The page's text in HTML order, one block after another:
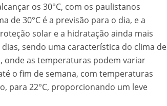
os 30°C, com os paulistanos
de 30°C é a previsão para o dia, e a
solar e a hidratação ainda mais
sendo uma característica do clima de
onde as temperaturas podem variar
o fim de semana, com temperaturas
para 22°C, proporcionando um leve